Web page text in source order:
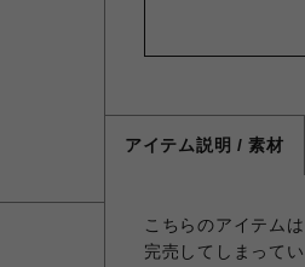
アイテム説明 / 素材
こちらのアイテム
完売してしまって